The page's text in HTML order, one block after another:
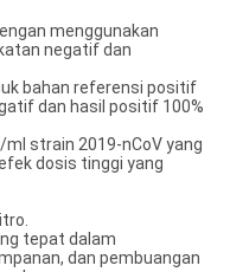
menggunakan
negatif dan
bahan referensi positif
dan hasil positif 100%
ml strain 2019-nCoV yang
dosis tinggi yang
tepat dalam
dan pembuangan